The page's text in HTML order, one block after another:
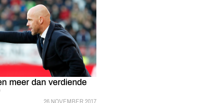
meer dan verdiende